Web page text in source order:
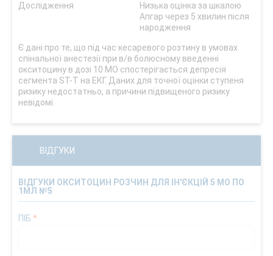
Дослідження
Низька оцінка за шкалою
Апгар через 5 хвилин після
народження
Є дані про те, що під час кесаревого розтину в умовах
спінальної анестезії при в/в болюсному введенні
окситоцину в дозі 10 МО спостерігається депресія
сегмента ST-T на ЕКГ. Даних для точної оцінки ступеня
ризику недостатньо, а причини підвищеного ризику
невідомі.
ВІДГУКИ
ВІДГУКИ ОКСИТОЦИН РОЗЧИН ДЛЯ ІН'ЄКЦІЙ 5 МО ПО
1МЛ №5
ПІБ *